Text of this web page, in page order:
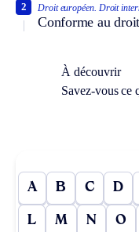
Droit européen. Droit
Conforme au
2
À découvrir
Savez-vous ce
A B C D
L M N O